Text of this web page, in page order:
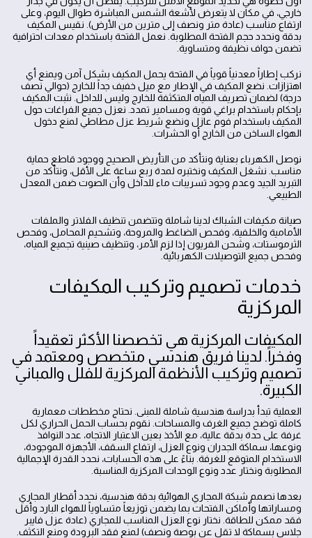
خارجي، في مكان لا يتعرض لأشعة الشمس المباشرة طوال اليوم، وعلى
ارتفاع مناسب (عادة متر ونصف إلى مترين من الأرض). نقيس المكيف
بدقة ونحدد حجم الفتحة المطلوبة. نعمل الفتحة باستخدام معدات احترافية
تضمن حواف نظيفة ومتساوية.
نركب إطاراً معدنياً قوياً في الفتحة يحمل المكيف بشكل آمن ويمنع أي
اهتزازات. نضع المكيف في الإطار مع ميل خفيف جداً للخارج (حوالي نصف
درجة) لضمان تصريف المياه المتكثفة للخارج وليس للداخل. نثبت المكيف
بإحكام باستخدام براغي قوية ومسامير تمدد. نعزل جميع الفراغات حول
المكيف باستخدام فوم عازل ونضع شريط عزل مطاطي لمنع دخول
الهواء الساخن من الخارج أو الحشرات.
نوصل الكهرباء بعناية ونتأكد من التأريض الصحيح ووجود قاطع حماية
مناسب. نشغل المكيف ونختبره لمدة ربع ساعة على الأقل، ونتأكد من
التبريد الجيد وعدم وجود تسريبات ماء للداخل وأن الصوت ضمن المعدل
الطبيعي.
صيانة مكيفات الشباك لدينا شاملة وتتضمن تنظيف الفلاتر والملفات
الأمامية والخلفية، وفحص الضاغط والمروحة، وتشحيم المحامل، وفحص
الثرموستات، وشحن الفريون إذا لزم الأمر، وتنظيف صينية تجميع المياه،
وفحص جميع التوصيلات الكهربائية.
خدمات تصميم وتركيب المكيفات
المركزية
المكيفات المركزية هي تخصصنا الأكثر تعقيداً
وفخراً. لدينا فريق هندسي متخصص ومعتمد في
تصميم وتركيب الأنظمة المركزية للفلل والمباني
الكبيرة.
العملية تبدأ بدراسة هندسية شاملة للمبنى. نحتاج مخططات معمارية
كاملة توضح جميع الغرف والمساحات. نقوم بحساب الحمل الحراري لكل
غرفة على حدة بدقة عالية، مع الأخذ بعين الاعتبار الاتجاه، عدد النوافذ
ونوعها، سماكة الجدران ونوع العزل، ارتفاع السقف، الأجهزة الموجودة،
الاستخدام المتوقع للغرفة. بناءً على هذه الحسابات، نحدد القدرة الإجمالية
المطلوبة ونختار عدد ونوع الوحدات المركزية المناسبة.
بعدها نصمم شبكة المجاري الهوائية بدقة هندسية، نحدد أقطار المجاري
ومساراتها وأماكن الفتحات بما يضمن توزيعاً متساوياً للهواء البارد وأقل
فقد ممكن للطاقة. نختار نوع العزل المناسب للمجاري (عادة عزل فايبر
جلاس بسماكة لا تقل عن بوصة ونصف) لمنع فقد البرودة ومنع التكثف.